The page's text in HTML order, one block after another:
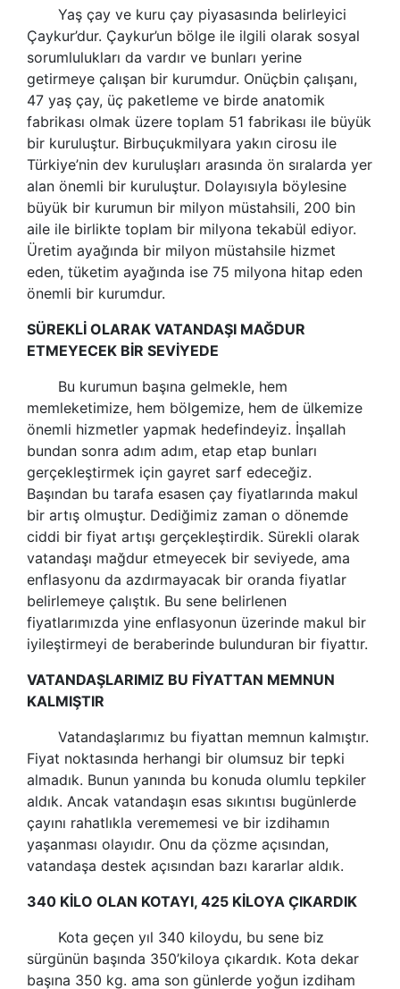
Yaş çay ve kuru çay piyasasında belirleyici
Çaykur’dur. Çaykur’un bölge ile ilgili olarak sosyal
sorumlulukları da vardır ve bunları yerine
getirmeye çalışan bir kurumdur. Onüçbin çalışanı,
47 yaş çay, üç paketleme ve birde anatomik
fabrikası olmak üzere toplam 51 fabrikası ile büyük
bir kuruluştur. Birbuçukmilyara yakın cirosu ile
Türkiye’nin dev kuruluşları arasında ön sıralarda yer
alan önemli bir kuruluştur. Dolayısıyla böylesine
büyük bir kurumun bir milyon müstahsili, 200 bin
aile ile birlikte toplam bir milyona tekabül ediyor.
Üretim ayağında bir milyon müstahsile hizmet
eden, tüketim ayağında ise 75 milyona hitap eden
önemli bir kurumdur.
SÜREKLİ OLARAK VATANDAŞI MAĞDUR
ETMEYECEK BİR SEVİYEDE
Bu kurumun başına gelmekle, hem
memleketimize, hem bölgemize, hem de ülkemize
önemli hizmetler yapmak hedefindeyiz. İnşallah
bundan sonra adım adım, etap etap bunları
gerçekleştirmek için gayret sarf edeceğiz.
Başından bu tarafa esasen çay fiyatlarında makul
bir artış olmuştur. Dediğimiz zaman o dönemde
ciddi bir fiyat artışı gerçekleştirdik. Sürekli olarak
vatandaşı mağdur etmeyecek bir seviyede, ama
enflasyonu da azdırmayacak bir oranda fiyatlar
belirlemeye çalıştık. Bu sene belirlenen
fiyatlarımızda yine enflasyonun üzerinde makul bir
iyileştirmeyi de beraberinde bulunduran bir fiyattır.
VATANDAŞLARIMIZ BU FİYATTAN MEMNUN
KALMIŞTIR
Vatandaşlarımız bu fiyattan memnun kalmıştır.
Fiyat noktasında herhangi bir olumsuz bir tepki
almadık. Bunun yanında bu konuda olumlu tepkiler
aldık. Ancak vatandaşın esas sıkıntısı bugünlerde
çayını rahatlıkla verememesi ve bir izdihamın
yaşanması olayıdır. Onu da çözme açısından,
vatandaşa destek açısından bazı kararlar aldık.
340 KİLO OLAN KOTAYI, 425 KİLOYA ÇIKARDIK
Kota geçen yıl 340 kiloydu, bu sene biz
sürgünün başında 350’kiloya çıkardık. Kota dekar
başına 350 kg. ama son günlerde yoğun izdiham